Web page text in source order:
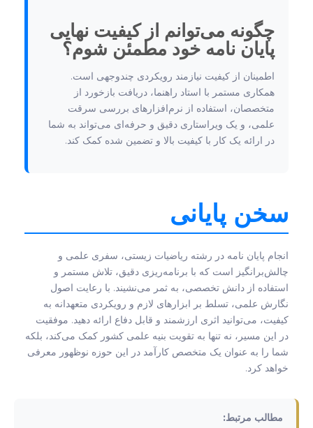
چگونه می‌توانم از کیفیت نهایی
پایان نامه خود مطمئن شوم؟
اطمینان از کیفیت نیازمند رویکردی چندوجهی است.
همکاری مستمر با استاد راهنما، دریافت بازخورد از
متخصصان، استفاده از نرم‌افزارهای بررسی سرقت
علمی، و یک ویراستاری دقیق و حرفه‌ای می‌تواند به شما
در ارائه یک کار با کیفیت بالا و تضمین شده کمک کند.
سخن پایانی
انجام پایان نامه در رشته ریاضیات زیستی، سفری علمی و
چالش‌برانگیز است که با برنامه‌ریزی دقیق، تلاش مستمر و
استفاده از دانش تخصصی، به ثمر می‌نشیند. با رعایت اصول
نگارش علمی، تسلط بر ابزارهای لازم و رویکردی متعهدانه به
کیفیت، می‌توانید اثری ارزشمند و قابل دفاع ارائه دهید. موفقیت
در این مسیر، نه تنها به تقویت بنیه علمی کشور کمک می‌کند، بلکه
شما را به عنوان یک متخصص کارآمد در این حوزه نوظهور معرفی
خواهد کرد.
مطالب مرتبط: